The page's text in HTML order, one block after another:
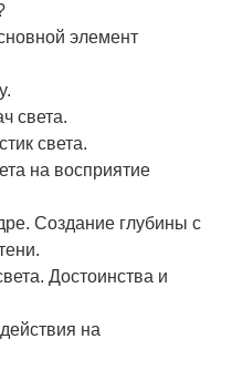
элемент
света.
света.
на восприятие
Создание глубины с
Достоинства и
на